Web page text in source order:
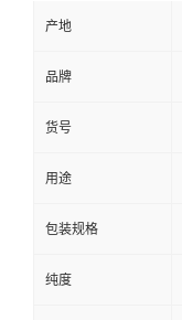
产地
品牌
货号
用途
包装规格
纯度